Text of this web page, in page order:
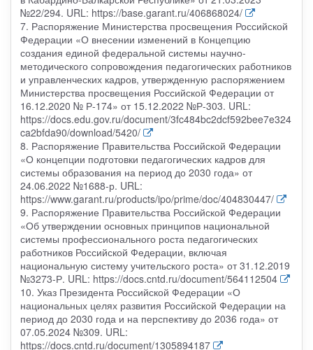
№22/294. URL: https://base.garant.ru/406868024/
7. Распоряжение Министерства просвещения Российской
Федерации «О внесении изменений в Концепцию
создания единой федеральной системы научно-
методического сопровождения педагогических работников
и управленческих кадров, утвержденную распоряжением
Министерства просвещения Российской Федерации от
16.12.2020 № Р-174» от 15.12.2022 №Р-303. URL:
https://docs.edu.gov.ru/document/3fc484bc2dcf592bee7e324
ca2bfda90/download/5420/
8. Распоряжение Правительства Российской Федерации
«О концепции подготовки педагогических кадров для
системы образования на период до 2030 года» от
24.06.2022 №1688-р. URL:
https://www.garant.ru/products/ipo/prime/doc/404830447/
9. Распоряжение Правительства Российской Федерации
«Об утверждении основных принципов национальной
системы профессионального роста педагогических
работников Российской Федерации, включая
национальную систему учительского роста» от 31.12.2019
№3273-Р. URL: https://docs.cntd.ru/document/564112504
10. Указ Президента Российской Федерации «О
национальных целях развития Российской Федерации на
период до 2030 года и на перспективу до 2036 года» от
07.05.2024 №309. URL:
https://docs.cntd.ru/document/1305894187